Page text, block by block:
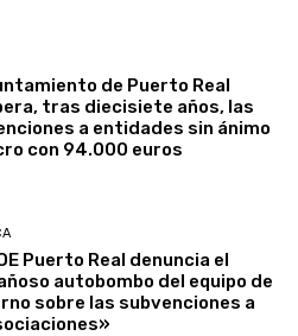
de Puerto Real
tras diecisiete años, las
a entidades sin ánimo
con 94.000 euros
Puerto Real denuncia el
autobombo del equipo de
sobre las subvenciones a